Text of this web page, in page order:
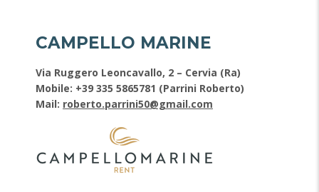
CAMPELLO MARINE
Via Ruggero Leoncavallo, 2 – Cervia (Ra)
Mobile: +39 335 5865781 (Parrini Roberto)
Mail: roberto.parrini50@gmail.com